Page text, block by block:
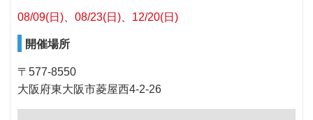
08/09(日) 08/23(日) 12/20(日)
開催場所
〒577-8550
大阪府東大阪市菱屋西4-2-26